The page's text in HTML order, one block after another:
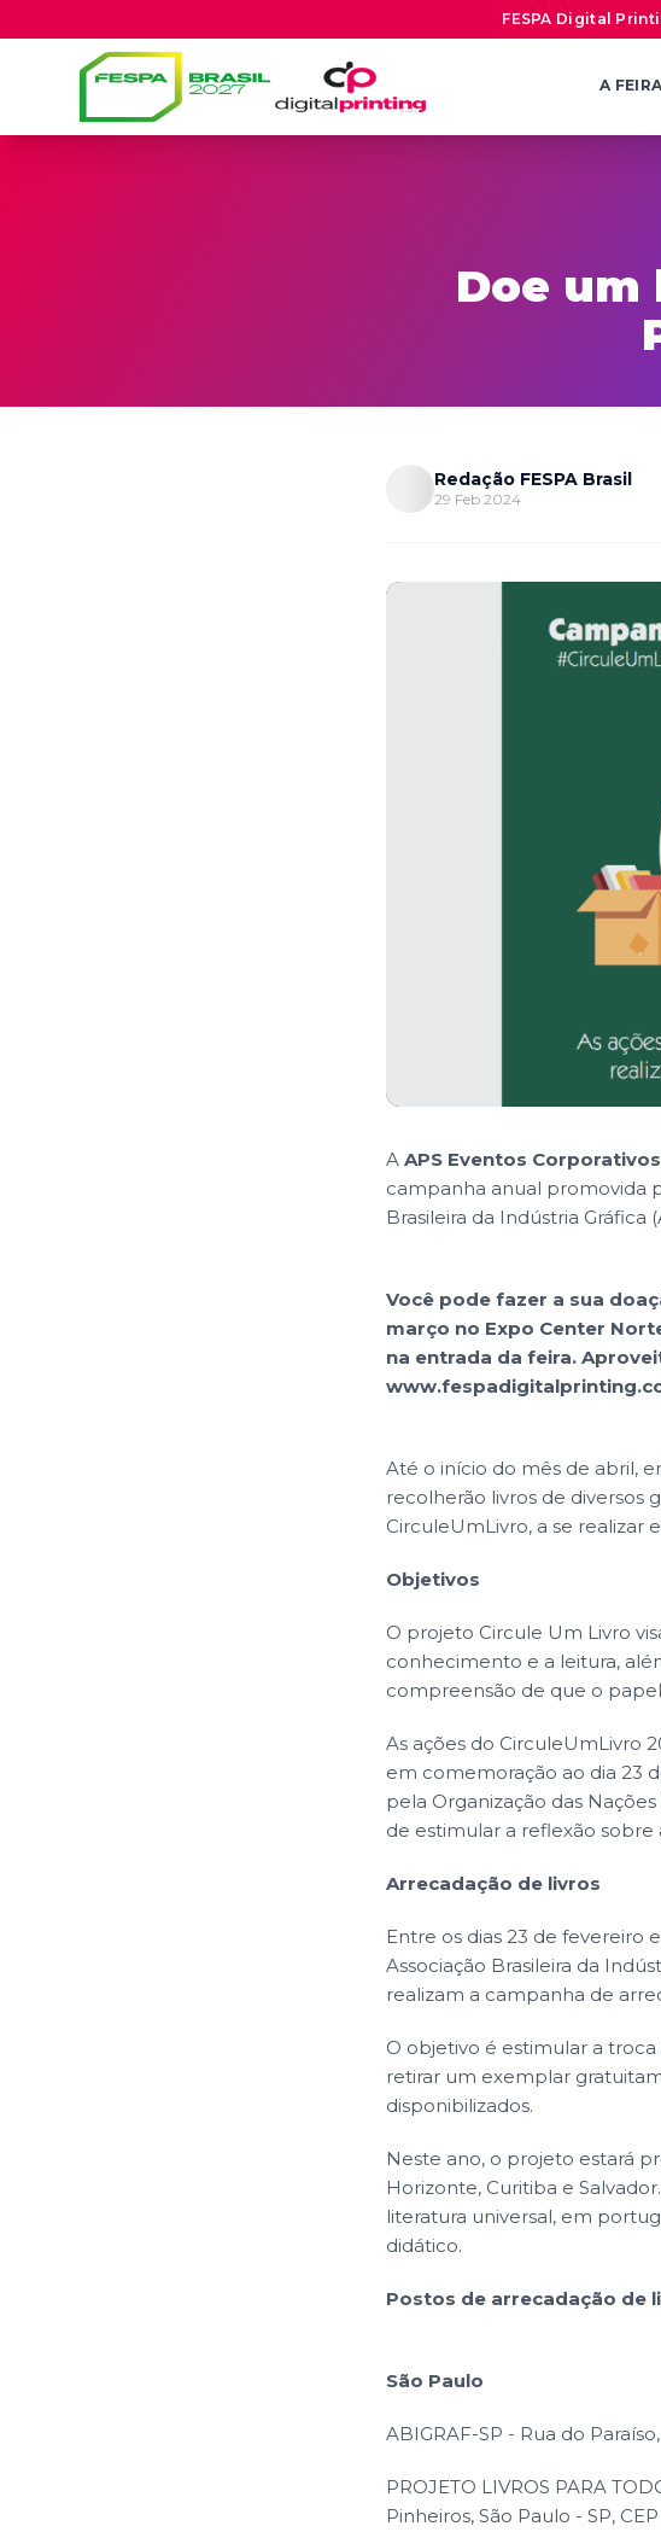
FESPA Digital
A FEIRA
Doe um
Redação FESPA Brasil
29 Feb 2024
A APS Eventos Corporativos
campanha anual promovida
Brasileira da Indústria Gráfica
Você pode fazer a sua
março no Expo Center
na entrada da feira.
Até o início do mês de abril,
recolherão livros de diversos
CirculeUmLivro, a se realizar
Objetivos
O projeto Circule Um Livro
conhecimento e a leitura,
compreensão de que o
As ações do CirculeUmLivro
em comemoração ao dia 23
pela Organização das
de estimular a reflexão
Arrecadação de livros
Entre os dias 23 de fevereiro
Associação Brasileira da
realizam a campanha de
O objetivo é estimular a troca
retirar um exemplar
disponibilizados.
Neste ano, o projeto estará
Horizonte, Curitiba e
literatura universal, em
didático.
Postos de arrecadação de
São Paulo
ABIGRAF-SP - Rua do
PROJETO LIVROS PARA
Pinheiros, São Paulo - SP,